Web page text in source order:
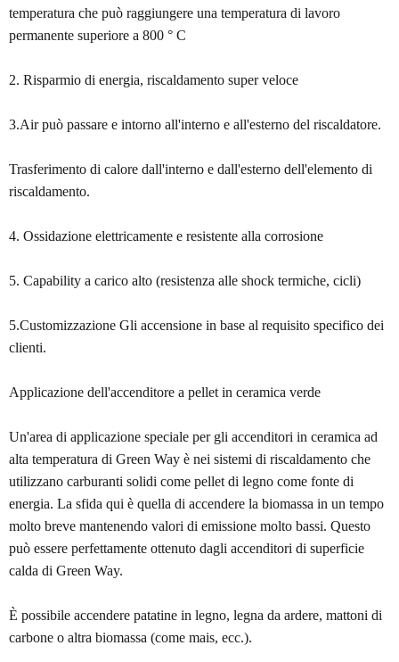
temperatura che può raggiungere una temperatura di lavoro
permanente superiore a 800 ° C
2. Risparmio di energia, riscaldamento super veloce
3.Air può passare e intorno all'interno e all'esterno del riscaldatore.
Trasferimento di calore dall'interno e dall'esterno dell'elemento di
riscaldamento.
4. Ossidazione elettricamente e resistente alla corrosione
5. Capability a carico alto (resistenza alle shock termiche, cicli)
5.Customizzazione Gli accensione in base al requisito specifico dei
clienti.
Applicazione dell'accenditore a pellet in ceramica verde
Un'area di applicazione speciale per gli accenditori in ceramica ad
alta temperatura di Green Way è nei sistemi di riscaldamento che
utilizzano carburanti solidi come pellet di legno come fonte di
energia. La sfida qui è quella di accendere la biomassa in un tempo
molto breve mantenendo valori di emissione molto bassi. Questo
può essere perfettamente ottenuto dagli accenditori di superficie
calda di Green Way.
È possibile accendere patatine in legno, legna da ardere, mattoni di
carbone o altra biomassa (come mais, ecc.).